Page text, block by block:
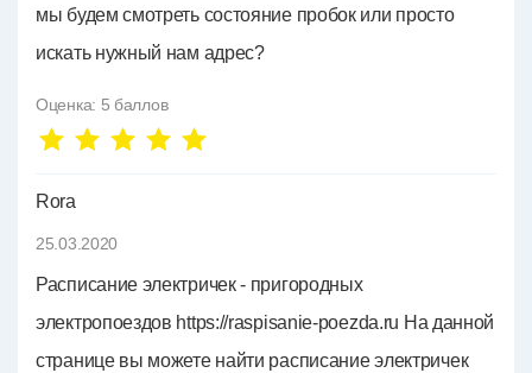
мы будем смотреть состояние пробок или просто
искать нужный нам адрес?
Оценка: 5 баллов
Rora
25.03.2020
Расписание электричек - пригородных
электропоездов https://raspisanie-poezda.ru На данной
странице вы можете найти расписание электричек